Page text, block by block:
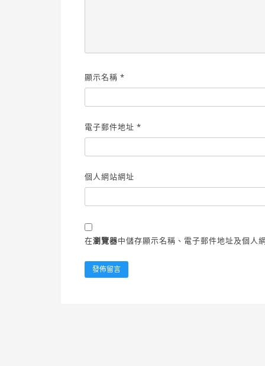
顯示名稱*
電子郵件地址*
個人網站網址
在瀏覽器中儲存顯示名稱、電子郵件地址及個人